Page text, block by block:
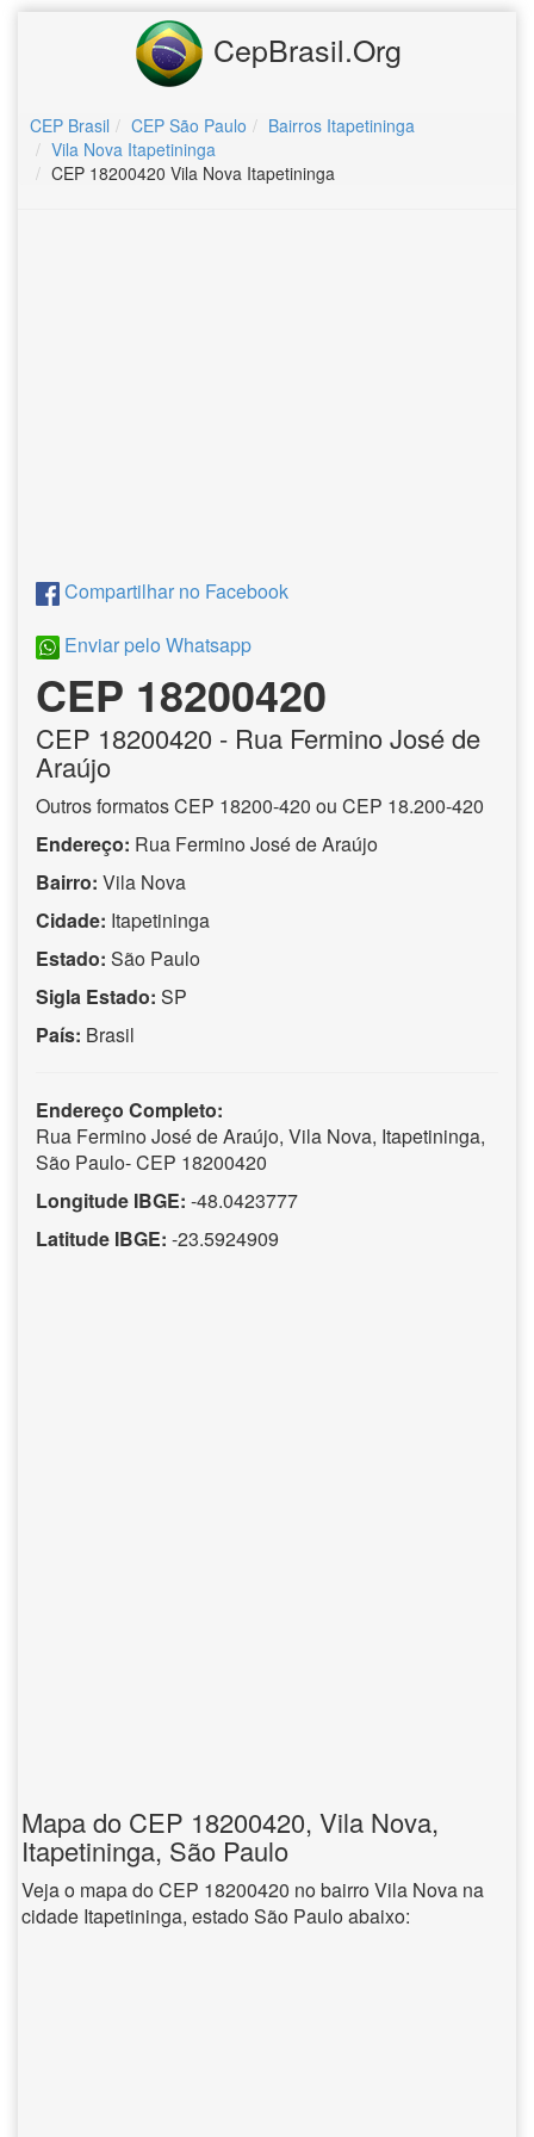
CepBrasil.Org
CEP Brasil CEP São Paulo
Bairros Itapetininga
Vila Nova Itapetininga
CEP 18200420 Vila Nova Itapetininga
Compartilhar no Facebook
Enviar pelo Whatsapp
CEP 18200420
CEP 18200420 - Rua Fermino José de
Araújo
Outros formatos CEP 18200-420 ou CEP 18.200-420
Endereço: Rua Fermino José de Araújo
Bairro: Vila Nova
Cidade: Itapetininga
Estado: São Paulo
Sigla Estado: SP
País: Brasil
Endereço Completo:
Rua Fermino José de Araújo, Vila Nova, Itapetininga,
São Paulo- CEP 18200420
Longitude IBGE: -48.0423777
Latitude IBGE: -23.5924909
Mapa do CEP 18200420, Vila Nova,
Itapetininga, São Paulo
Veja o mapa do CEP 18200420 no bairro Vila Nova na
cidade Itapetininga, estado São Paulo abaixo: